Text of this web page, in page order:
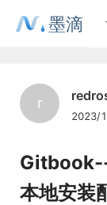
墨滴
r
2023/
本地安装